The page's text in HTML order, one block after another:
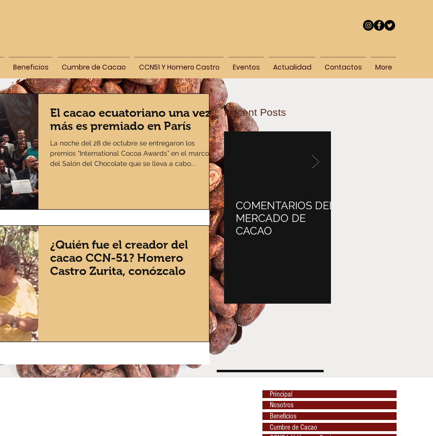
Beneficios Cumbre de Cacao CCN51 Y Homero Castro Eventos Actualidad Contactos More
El cacao ecuatoriano una vez
más es premiado en París
La noche del 28 de octubre se entregaron los
premios “International Cocoa Awards” en el marco
del Salón del Chocolate que se lleva a cabo...
¿Quién fue el creador del
cacao CCN-51? Homero
Castro Zurita, conózcalo
Recent Posts
COMENTARIOS DEL
MERCADO DE
CACAO
Principal
Nosotros
Beneficios
Cumbre de Cacao